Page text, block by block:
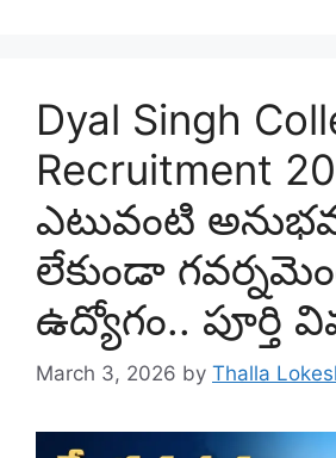
Dyal Singh
Recruitment
ఎటువంటి
లేకుండా
ఉద్యోగం.. పూర్తి
March 3, 2026 by Thalla